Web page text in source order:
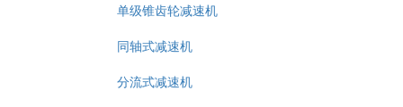
单级锥齿轮减速机
同轴式减速机
分流式减速机